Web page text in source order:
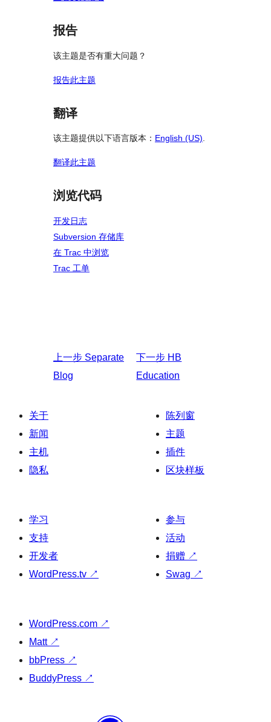
报告
该主题是否有重大问题？
报告此主题
翻译
该主题提供以下语言版本： English (US).
翻译此主题
浏览代码
开发日志
Subversion 存储库
在 Trac 中浏览
Trac 工单
上一步 Separate
Blog
下一步 HB
Education
关于
新闻
主机
隐私
陈列窗
主题
插件
区块样板
学习
支持
开发者
WordPress.tv ↗
参与
活动
捐赠 ↗
Swag ↗
WordPress.com ↗
Matt ↗
bbPress ↗
BuddyPress ↗